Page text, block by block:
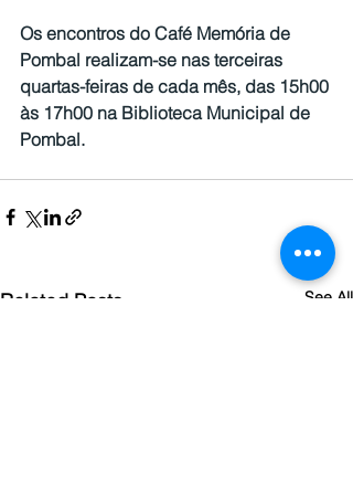
Os encontros do Café Memória de
Pombal realizam-se nas terceiras
quartas-feiras de cada mês, das 15h00
às 17h00 na Biblioteca Municipal de
Pombal.
Related Posts See All